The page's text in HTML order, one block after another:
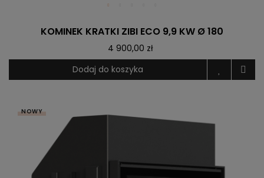
KOMINEK KRATKI ZIBI ECO 9,9 KW Ø 180
4 900,00 zł
Dodaj do koszyka
NOWY